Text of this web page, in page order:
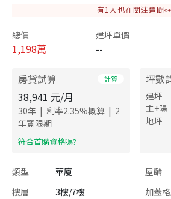
有1 人也在關注這間👀
總價
1,198萬
建坪單價
--
房貸試算 計算
38,941 元/月
30年 | 利率2.35%概算 | 2
年寬限期
​符合首購資格嗎?
坪數
建坪
主+陽
地坪
類型 華廈 屋齡
樓層
3樓/7樓 加蓋